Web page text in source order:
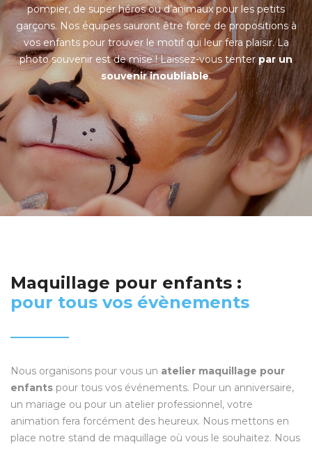
pompier, de super héros ou d’animaux pour les petits
garçons. Nos équipes sauront être force de propositions à
vos enfants pour trouver le motif qui leur fera plaisir. La
photo souvenir est de mise ! Laissez-vous tenterpar un
souvenir inoubliable.
Maquillage pour enfants :
pour tous vos évènements
Nous organisons pour vous un atelier maquillage pour
enfants pour tous vos événements. Pour un anniversaire,
un mariage ou pour un atelier professionnel, votre
animation fera forcément des heureux. Nous mettons en
place notre stand de maquillage où vous le souhaitez. Nous